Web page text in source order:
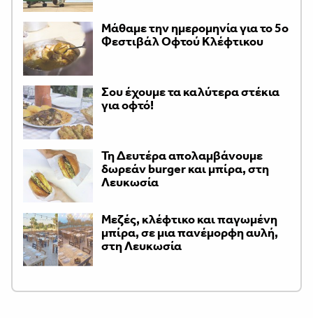
Μάθαμε την ημερομηνία για το 5ο
Φεστιβάλ Οφτού Κλέφτικου
Σου έχουμε τα καλύτερα στέκια
για οφτό!
Τη Δευτέρα απολαμβάνουμε
δωρεάν burger και μπίρα, στη
Λευκωσία
Μεζές, κλέφτικο και παγωμένη
μπίρα, σε μια πανέμορφη αυλή,
στη Λευκωσία